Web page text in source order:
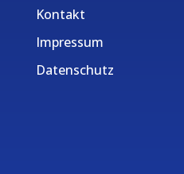
Kontakt
Impressum
Datenschutz